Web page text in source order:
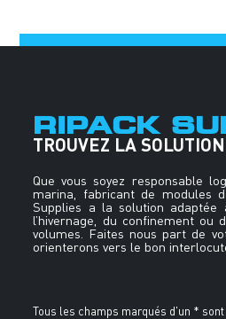
TROUVEZ LA
RIPACK
Que vous soyez responsable
marina, fabricant de modules
Supplies a la solution adaptée
l’hivernage, du confinement ou
volumes. Faites nous part de
orienterons vers le bon
Tous les champs marqués d'un * sont
Alternative: